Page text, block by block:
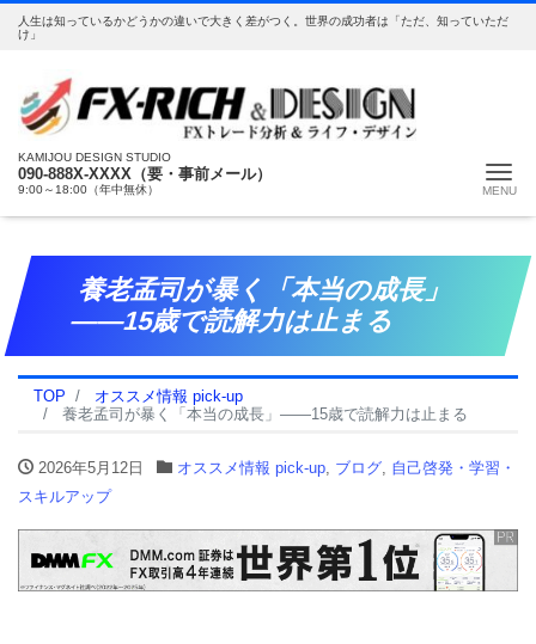
人生は知っているかどうかの違いで大きく差がつく。世界の成功者は「ただ、知っていただ
け」
KAMIJOU DESIGN STUDIO
090-888X-XXXX（要・事前メール）
9:00～18:00（年中無休）
養老孟司が暴く「本当の成長」
——15歳で読解力は止まる
TOP
オススメ情報 pick-up
養老孟司が暴く「本当の成長」——15歳で読解力は止まる
2026年5月12日 オススメ情報 pick-up, ブログ, 自己啓発・学習・
スキルアップ